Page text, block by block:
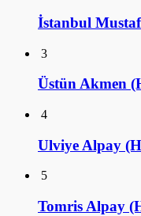
İstanbul
3
Üstün Akmen
4
Ulviye Alpay
5
Tomris Alpay